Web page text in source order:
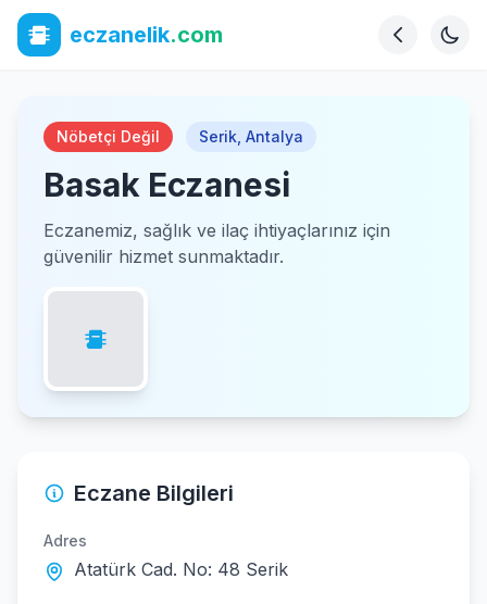
eczanelik.com
Nöbetçi Değil Serik Antalya
Basak Eczanesi
Eczanemiz, sağlık ve ilaç ihtiyaçlarınız için
güvenilir hizmet sunmaktadır.
Eczane Bilgileri
Adres
Atatürk Cad. No: 48 Serik